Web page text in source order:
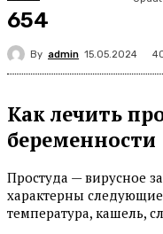
654
By admin 15.05.2024
Как лечить
беременности
Простуда — вирусное
характерны
температура, кашель,